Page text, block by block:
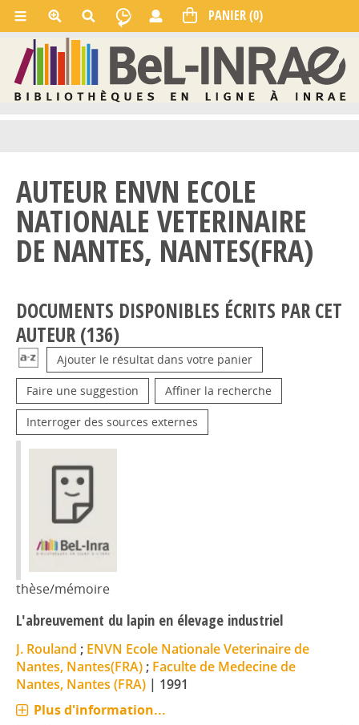
AUTEUR ENVN ECOLE
NATIONALE VETERINAIRE
DE NANTES, NANTES(FRA)
DOCUMENTS DISPONIBLES ÉCRITS PAR CET
AUTEUR (136)
Ajouter le résultat dans votre panier
Faire une suggestion Affiner la recherche
Interroger des sources externes
thèse/mémoire
L'abreuvement du lapin en élevage industriel
J. Rouland ; ENVN Ecole Nationale Veterinaire de
Nantes, Nantes(FRA) ; Faculte de Medecine de
Nantes, Nantes (FRA) | 1991
Plus d'information...